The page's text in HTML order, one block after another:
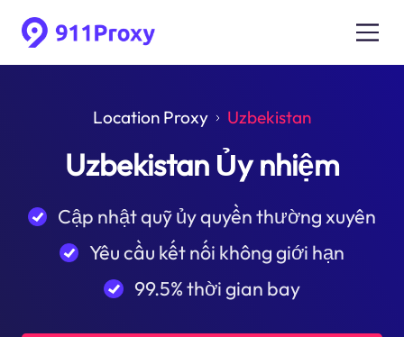
Location Proxy Uzbekistan
Uzbekistan Ủy nhiệm
Cập nhật quỹ ủy quyền thường xuyên
Yêu cầu kết nối không giới hạn
99.5% thời gian bay